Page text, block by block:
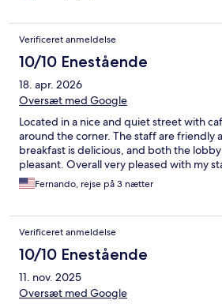
Verificeret anmeldelse
10/10 Enestående
18. apr. 2026
Oversæt med Google
Located in a nice and quiet street with
around the corner. The staff are friendly
breakfast is delicious, and both the
pleasant. Overall very pleased with my
Fernando, rejse på 3 nætter
Verificeret anmeldelse
10/10 Enestående
11. nov. 2025
Oversæt med Google